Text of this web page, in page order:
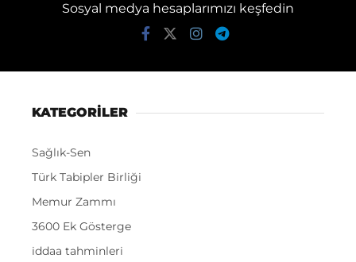
Sosyal medya hesaplarımızı keşfedin
KATEGORİLER
Sağlık-Sen
Türk Tabipler Birliği
Memur Zammı
3600 Ek Gösterge
iddaa tahminleri